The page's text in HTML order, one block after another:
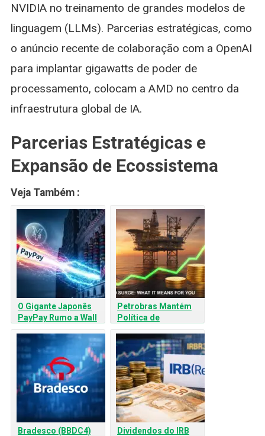
NVIDIA no treinamento de grandes modelos de
linguagem (LLMs). Parcerias estratégicas, como
o anúncio recente de colaboração com a OpenAI
para implantar gigawatts de poder de
processamento, colocam a AMD no centro da
infraestrutura global de IA.
Parcerias Estratégicas e
Expansão de Ecossistema
Veja Também :
O Gigante Japonês
PayPay Rumo a Wall
Street: O IPO que vai
Sacudir o Mercado de
Fintechs
Petrobras Mantém
Política de
Dividendos : O Que
Muda na Sua
Carteira?
Bradesco (BBDC4)
Dividendos do IRB